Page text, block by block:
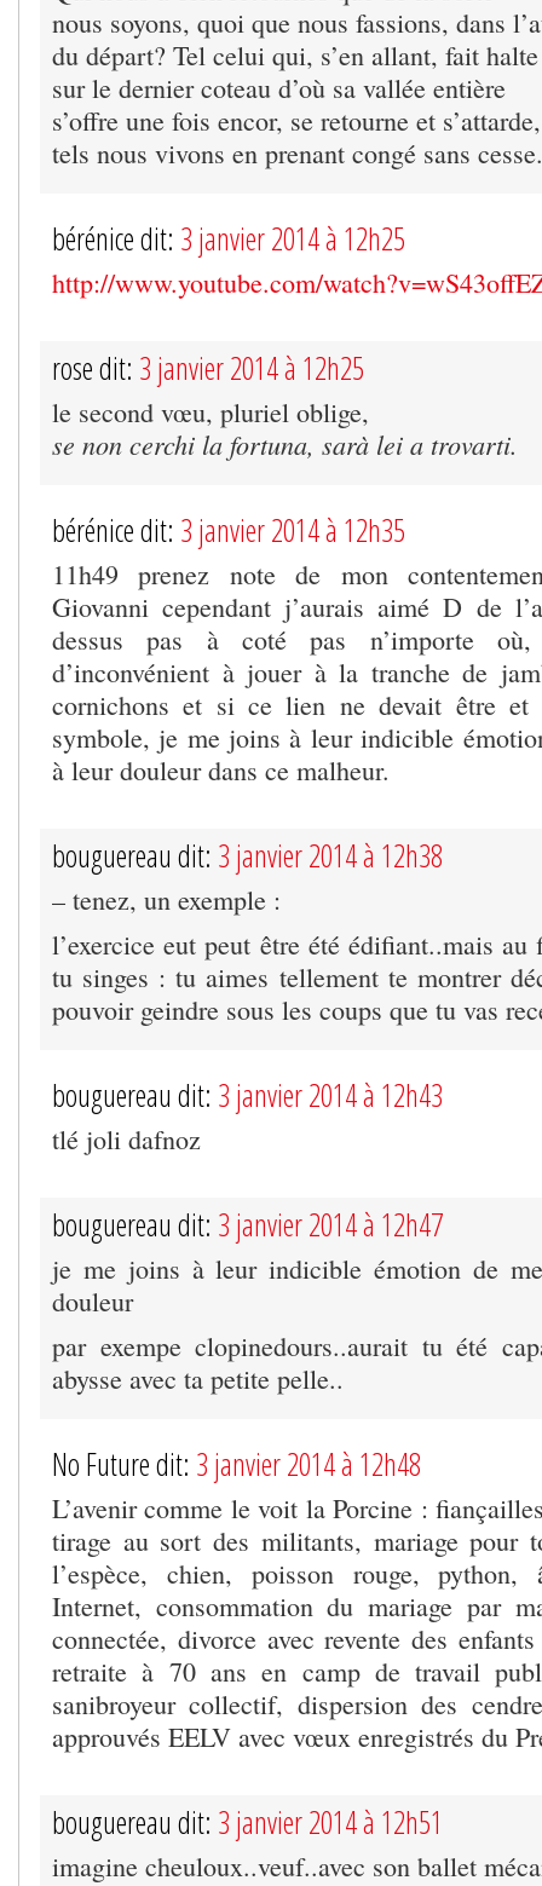
nous soyons, quoi que nous fassions, dans
du départ? Tel celui qui, s’en allant, fait halte
sur le dernier coteau d’où sa vallée entière
s’offre une fois encor, se retourne et s’attarde,
tels nous vivons en prenant congé sans
bérénice dit: 3 janvier 2014 à 12h25
http://www.youtube.com/
rose dit: 3 janvier 2014 à 12h25
le second vœu, pluriel oblige,
se non cerchi la fortuna, sarà lei a trovarti.
bérénice dit: 3 janvier 2014 à 12h35
11h49 prenez note de mon
Giovanni cependant j’aurais aimé D de
dessus pas à coté pas n’importe
d’inconvénient à jouer à la tranche de
cornichons et si ce lien ne devait être et
symbole, je me joins à leur indicible
à leur douleur dans ce malheur.
bouguereau dit: 3 janvier 2014 à 12h38
– tenez, un exemple :
l’exercice eut peut être été édifiant..mais au
tu singes : tu aimes tellement te montrer
pouvoir geindre sous les coups que tu vas
bouguereau dit: 3 janvier 2014 à 12h43
tlé joli dafnoz
bouguereau dit: 3 janvier 2014 à 12h47
je me joins à leur indicible émotion de
douleur
par exempe clopinedours..aurait tu été
abysse avec ta petite pelle..
No Future dit: 3 janvier 2014 à 12h48
L’avenir comme le voit la Porcine :
tirage au sort des militants, mariage pour
l’espèce, chien, poisson rouge, python,
Internet, consommation du mariage par
connectée, divorce avec revente des
retraite à 70 ans en camp de travail
sanibroyeur collectif, dispersion des
approuvés EELV avec vœux enregistrés du
bouguereau dit: 3 janvier 2014 à 12h51
imagine cheuloux..veuf..avec son ballet